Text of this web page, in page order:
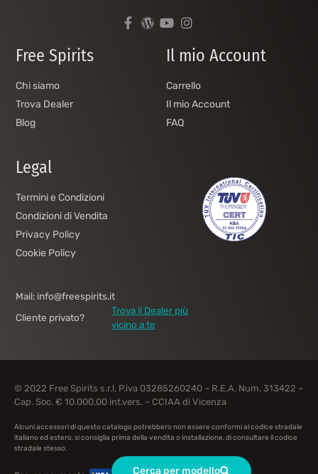
Cerca per modello
Free Spirits
Chi siamo
Trova Dealer
Blog
Il mio Account
Carrello
Il mio Account
FAQ
Legal
Termini e Condizioni
Condizioni di Vendita
Privacy Policy
Cookie Policy
Mail: info@freespirits.it
Cliente privato?
Trova il Dealer più
vicino a te
© 2022 Free Spirits s.r.l. P.iva 03285260240 – R.E.A. Num. 313422 –
Cap. Soc. € 10.000,00 int.vers. – CCIAA di Vicenza
Alcuni accessori di questo catalogo potrebbero non essere conformi al codice stradale
italiano ed estero, si consiglia prima della vendita o installazione, di consultare il codice
stradale stesso.